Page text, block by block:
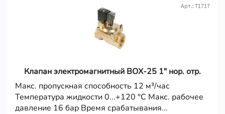
Клапан электромагнитный BОX-25 1" нор. отр.
Арт.: Т1717
Макс. пропускная способность 12 м³/час
Температура жидкости 0...+120 °С Макс. рабочее
давление 16 бар Время срабатывания...